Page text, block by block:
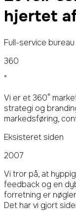
hjertet
Full-service bureau
360
°
Vi er et 360°
strategi og
markedsføring,
Eksisteret siden
2007
Vi tror på, at
feedback og en
forretning er
Det har vi gjort